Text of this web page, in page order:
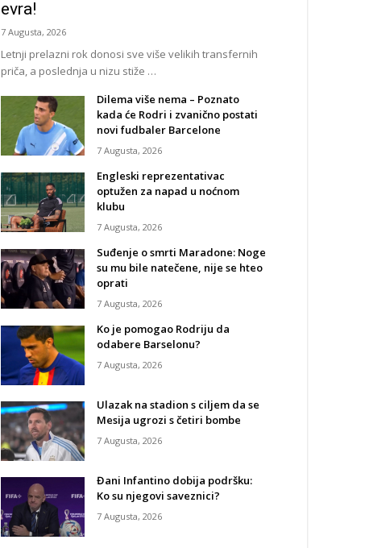
evra!
7 Augusta, 2026
Letnji prelazni rok donosi sve više velikih transfernih
priča, a poslednja u nizu stiže …
Dilema više nema – Poznato
kada će Rodri i zvanično postati
novi fudbaler Barcelone
7 Augusta, 2026
Engleski reprezentativac
optužen za napad u noćnom
klubu
7 Augusta, 2026
Suđenje o smrti Maradone: Noge
su mu bile natečene, nije se hteo
oprati
7 Augusta, 2026
Ko je pomogao Rodriju da
odabere Barselonu?
7 Augusta, 2026
Ulazak na stadion s ciljem da se
Mesija ugrozi s četiri bombe
7 Augusta, 2026
Đani Infantino dobija podršku:
Ko su njegovi saveznici?
7 Augusta, 2026